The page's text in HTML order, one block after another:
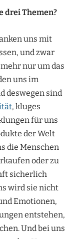
drei Themen?
uns mit
und zwar
nur um das
uns im
deswegen sind
, kluges
für uns
der Welt
die Menschen
oder zu
sicherlich
wird sie nicht
Emotionen,
entstehen,
Und bei uns